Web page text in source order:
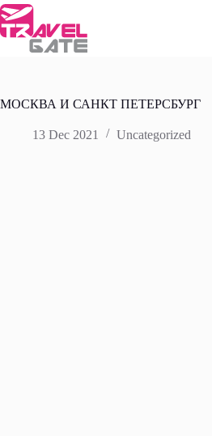
Skip
to
content
МОСКВА И САНКТ ПЕТЕРСБУРГ
13 Dec 2021 Uncategorized